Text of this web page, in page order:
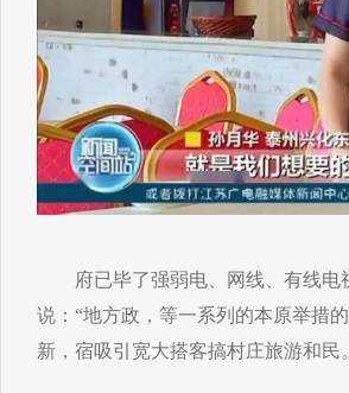
府已毕了强弱电、网线、有线电
说：“地方政，等一系列的本原举措
新，宿吸引宽大搭客搞村庄旅游和民